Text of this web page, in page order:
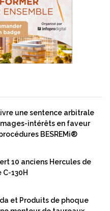
une sentence arbitrale
intérêts en faveur
BESREMi®
10 anciens Hercules de
130H
et Produits de phoque